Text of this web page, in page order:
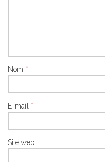
Nom *
E-mail *
Site web